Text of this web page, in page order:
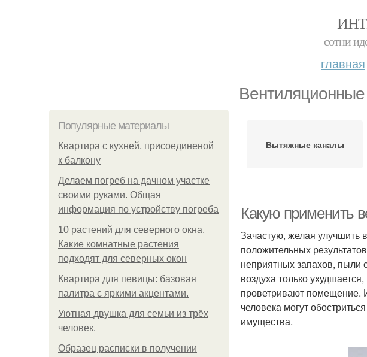
сотни
главная
Популярные материалы
Квартира с кухней, присоединеной
к балкону
Делаем погреб на дачном участке
своими руками. Общая
информация по устройству погреба
10 растений для северного окна.
Какие комнатные растения
подходят для северных окон
Квартира для певицы: базовая
палитра с яркими акцентами.
Уютная двушка для семьи из трёх
человек.
Образец расписки в получении
Вытяжные каналы
Какую применить
Зачастую, желая улучшить
положительных
неприятных запахов, пыли
воздуха только
проветривают помещение.
человека могут
имущества.